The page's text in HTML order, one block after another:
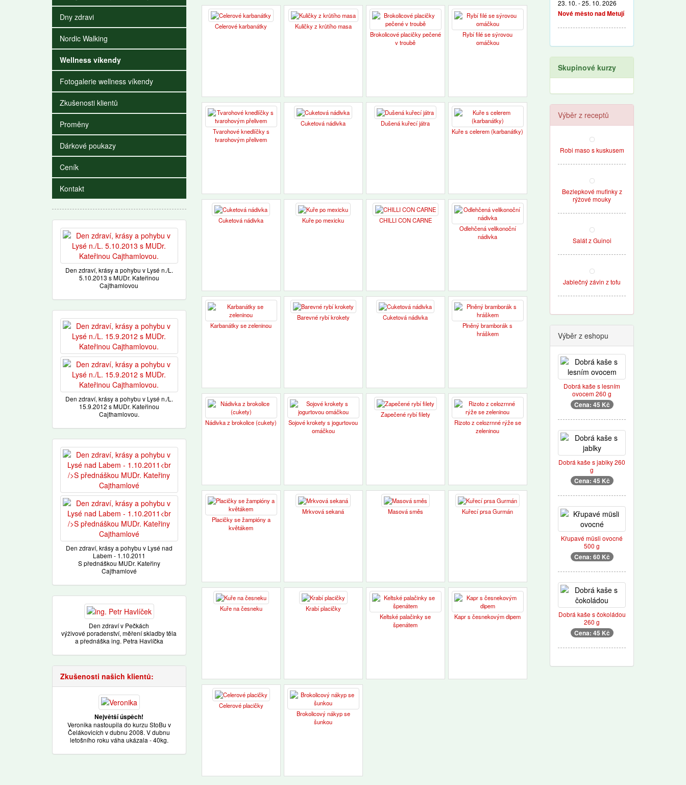
Dny zdravi
Nordic Walking
Wellness víkendy
Fotogalerie wellness víkendy
Zkušenosti klientů
Proměny
Dárkové poukazy
Ceník
Kontakt
Den zdraví, krásy a pohybu v Lysé n./L.
5.10.2013 s MUDr. Kateřinou
Cajthamlovou
Den zdraví, krásy a pohybu v Lysé n./L.
15.9.2012 s MUDr. Kateřinou
Cajthamlovou.
Den zdraví, krásy a pohybu v Lysé nad
Labem - 1.10.2011
S přednáškou MUDr. Kateřiny
Cajthamlové
Den zdraví v Pečkách
výživové poradenství, měření skladby těla
a přednáška ing. Petra Havlíčka
Zkušenosti našich klientů:
Největší úspěch!
Veronika nastoupila do kurzu StoBu v
Čelákovicích v dubnu 2008. V dubnu
letošního roku váha ukázala - 40kg.
Celerové karbanátky
Kuličky z krůtího masa
Brokolicové placičky pečené
v troubě
Rybí filé se sýrovou
omáčkou
Tvarohové knedlíčky s
tvarohovým přelivem
Cuketová nádivka
Dušená kuřecí játra
Kuře s celerem (karbanátky)
Cuketová nádivka Kuře po mexicku
CHILLI CON CARNE
Odlehčená velikonoční
nádivka
Karbanátky se zeleninou
Barevné rybí krokety
Cuketová nádivka
Plněný bramborák s
hráškem
Nádivka z brokolice (cukety)
Sojové krokety s jogurtovou
omáčkou
Zapečené rybí filety
Rizoto z celozrnné rýže se
zeleninou
Placičky se žampióny a
květákem
Mrkvová sekaná Masová směs Kuřecí prsa Gurmán
Kuře na česneku
Krabí placičky
Keltské palačinky se
špenátem
Kapr s česnekovým dipem
Celerové placičky
Brokolicový nákyp se
šunkou
23. 10. - 25. 10. 2026
Nové město nad Metují
Skupinové kurzy
Výběr z receptů
Robi maso s kuskusem
Bezlepkové mufinky z
rýžové mouky
Salát z Guinoi
Jablečný závin z tofu
Výběr z eshopu
Dobrá kaše s lesním
ovocem 260 g
Cena: 45 Kč
Dobrá kaše s jablky 260
g
Cena: 45 Kč
Křupavé müsli ovocné
500 g
Cena: 60 Kč
Dobrá kaše s čokoládou
260 g
Cena: 45 Kč